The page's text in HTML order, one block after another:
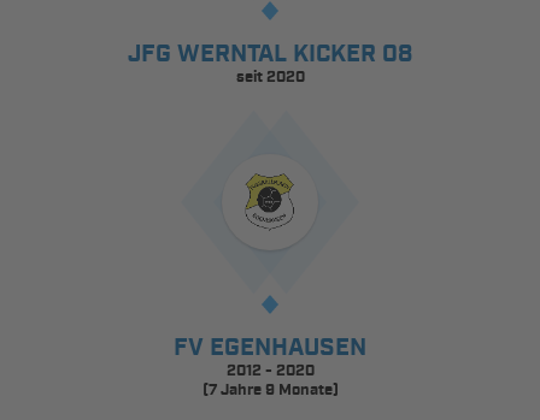
JFG WERNTAL KICKER 08
seit 2020
FV EGENHAUSEN
2012 - 2020
(7 Jahre 9 Monate)